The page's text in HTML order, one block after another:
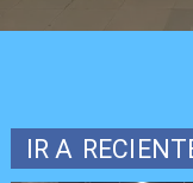
IR A